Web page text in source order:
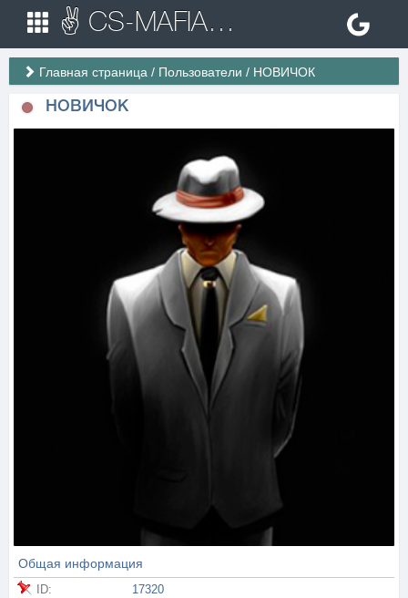
✌ CS-MAFIA.RU ✌ Игровые сервера Counter Strike 1.6
Главная страница / Пользователи / НОВИЧОК
НОВИЧОК
Общая информация
ID:
17320